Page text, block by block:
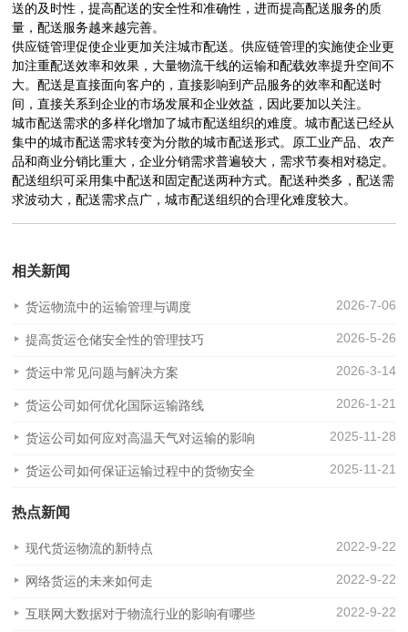
送的及时性，提高配送的安全性和准确性，进而提高配送服务的质
量，配送服务越来越完善。
供应链管理促使企业更加关注城市配送。供应链管理的实施使企业更
加注重配送效率和效果，大量物流干线的运输和配载效率提升空间不
大。配送是直接面向客户的，直接影响到产品服务的效率和配送时
间，直接关系到企业的市场发展和企业效益，因此要加以关注。
城市配送需求的多样化增加了城市配送组织的难度。城市配送已经从
集中的城市配送需求转变为分散的城市配送形式。原工业产品、农产
品和商业分销比重大，企业分销需求普遍较大，需求节奏相对稳定。
配送组织可采用集中配送和固定配送两种方式。配送种类多，配送需
求波动大，配送需求点广，城市配送组织的合理化难度较大。
相关新闻
2026-7-06
货运物流中的运输管理与调度
2026-5-26
提高货运仓储安全性的管理技巧
2026-3-14
货运中常见问题与解决方案
2026-1-21
货运公司如何优化国际运输路线
2025-11-28
货运公司如何应对高温天气对运输的影响
2025-11-21
货运公司如何保证运输过程中的货物安全
热点新闻
2022-9-22
现代货运物流的新特点
2022-9-22
网络货运的未来如何走
2022-9-22
互联网大数据对于物流行业的影响有哪些